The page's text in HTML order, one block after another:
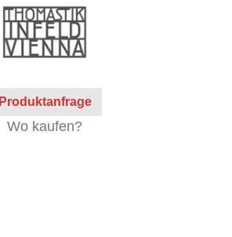
Produktanfrage
Wo kaufen?